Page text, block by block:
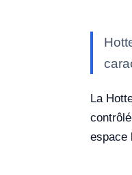
La
espace